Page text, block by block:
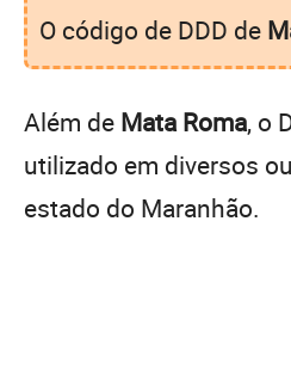
O código de DDD de
Além de Mata Roma, o
utilizado em diversos
estado do Maranhão.